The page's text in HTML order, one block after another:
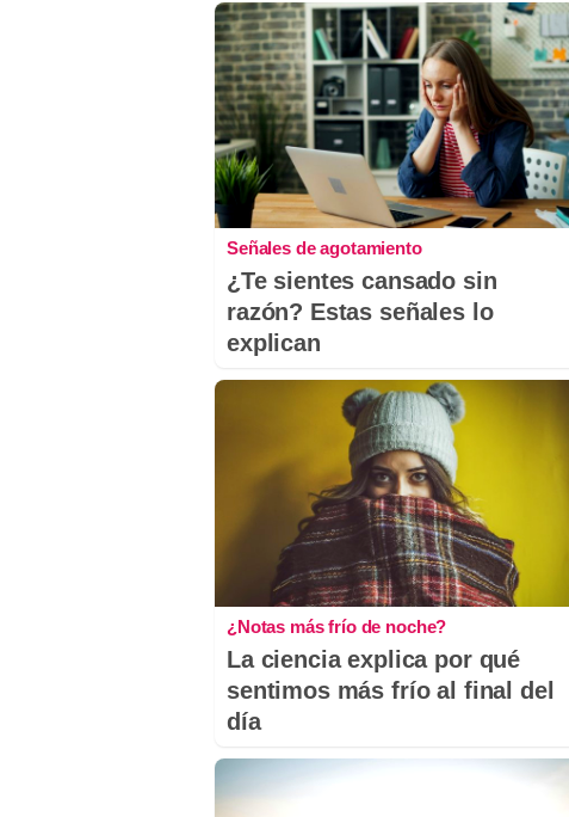
Señales de agotamiento
¿Te sientes cansado sin
razón? Estas señales lo
explican
¿Notas más frío de noche?
La ciencia explica por qué
sentimos más frío al final del
día